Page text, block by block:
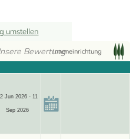
umstellen
BewertungInneneinrichtung
Jun 2026 - 11
Sep 2026